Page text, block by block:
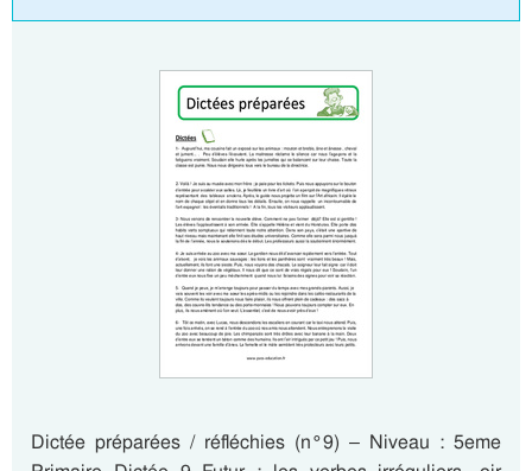
Dictée préparées / réfléchies (n°9) – Niveau : 5eme